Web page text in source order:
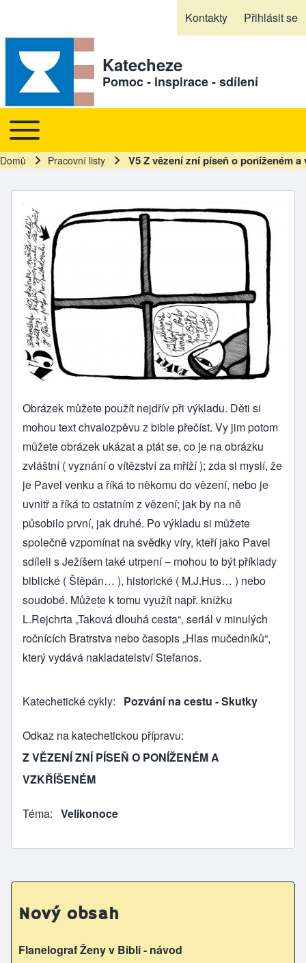
Kontakty Přihlásit se
Katecheze
Pomoc - inspirace - sdílení
Hlavní navigace
Toggle main menu
Drobečková navigace
Domů Pracovní listy V5 Z vězení zní píseň o poníženém a
Obrázek můžete použít nejdřív při výkladu. Děti si
mohou text chvalozpěvu z bible přečíst. Vy jim potom
můžete obrázek ukázat a ptát se, co je na obrázku
zvláštní ( vyznání o vítězství za mříží ); zda si myslí, že
je Pavel venku a říká to někomu do vězení, nebo je
uvnitř a říká to ostatním z vězení; jak by na ně
působilo první, jak druhé. Po výkladu si můžete
společně vzpomínat na svědky víry, kteří jako Pavel
sdíleli s Ježíšem také utrpení – mohou to být příklady
biblické ( Štěpán… ), historické ( M.J.Hus… ) nebo
soudobé. Můžete k tomu využít např. knížku
L.Rejchrta „Taková dlouhá cesta“, seriál v minulých
ročnících Bratrstva nebo časopis „Hlas mučedníků“,
který vydává nakladatelství Stefanos.
Katechetické cykly Pozvání na cestu - Skutky
Odkaz na katechetickou přípravu
Z VĚZENÍ ZNÍ PÍSEŇ O PONÍŽENÉM A
VZKŘÍŠENÉM
Téma Velikonoce
Nový obsah
Flanelograf Ženy v Bibli - návod